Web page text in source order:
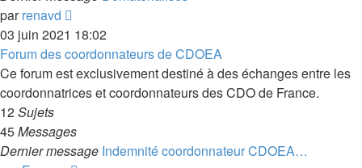
parrenavd
le
dernier
message
03 juin 2021 18:02
Forum des coordonnateurs de CDOEA
Ce forum est exclusivement destiné à des échanges entre les
coordonnatrices et coordonnateurs des CDO de France.
12Sujets
45Messages
Dernier message Indemnité coordonnateur CDOEA…